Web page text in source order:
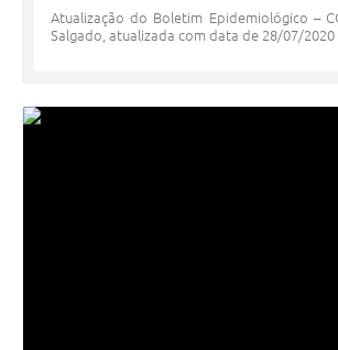
Atualização do Boletim Epidemiológico –
Salgado, atualizada com data de 28/07/2020